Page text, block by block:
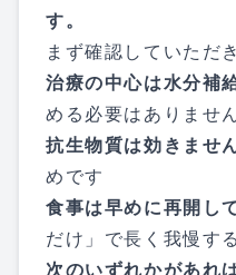
す。
まず確認していただ
治療の中心は水分補
める必要はありませ
抗生物質は効きませ
めです
食事は早めに再開し
だけ」で長く我慢す
次のいずれかがあれ